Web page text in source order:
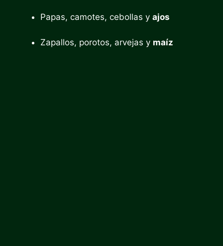
Papas, camotes, cebollas y ajos
Zapallos, porotos, arvejas y maíz